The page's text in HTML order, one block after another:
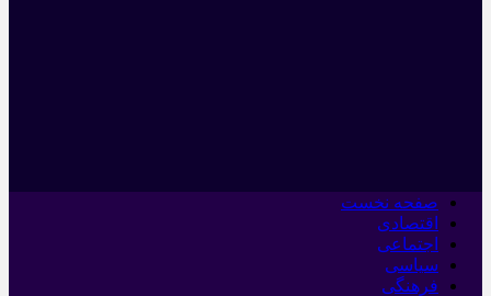
صفحه نخست
اقتصادی
اجتماعی
سیاسی
فرهنگی